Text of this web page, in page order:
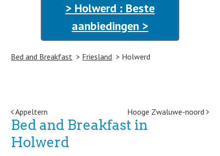
> Holwerd : Beste
aanbiedingen >
Bed and Breakfast Friesland Holwerd
Post navigation
Appeltern Hooge Zwaluwe-noord
Bed and Breakfast in
Holwerd